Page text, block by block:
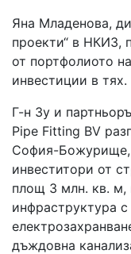
Яна Младенова,
проекти“ в НКИЗ,
от портфолиото
инвестиции в тях.
Г-н Зу и
Pipe Fitting BV
София-Божурище,
инвеститори от
площ 3 млн. кв. м,
инфраструктура
дъждовна